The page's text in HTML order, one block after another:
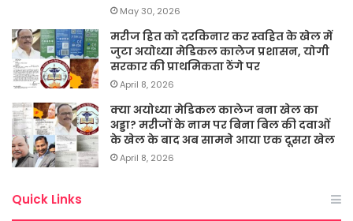
May 30, 2026
मरीज हित को दरकिनार कर स्वहित के खेल में
जुटा अयोध्या मेडिकल कालेज प्रशासन, योगी
सरकार की प्राथमिकता ठेंगे पर
April 8, 2026
क्या अयोध्या मेडिकल कालेज बना खेल का
अड्डा? मरीजों के नाम पर बिना बिल की दवाओं
के खेल के बाद अब सामने आया एक दूसरा खेल
April 8, 2026
Quick Links